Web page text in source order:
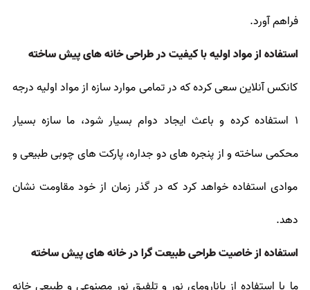
فراهم آورد.
استفاده از مواد اولیه با کیفیت در طراحی خانه های پیش ساخته
کانکس آنلاین سعی کرده که در تمامی موارد سازه از مواد اولیه درجه
1 استفاده کرده و باعث ایجاد دوام بسیار شود، ما سازه بسیار
محکمی ساخته و از پنجره های دو جداره، پارکت های چوبی طبیعی و
موادی استفاده خواهد کرد که در گذر زمان از خود مقاومت نشان
دهد.
استفاده از خاصیت طراحی طبیعت گرا در خانه های پیش ساخته
ما با استفاده از پانارومای نور و تلفیق نور مصنوعی و طبیعی خانه